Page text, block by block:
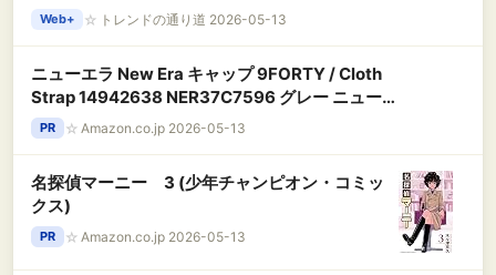
が・・・、何故か全てホロライブも持ってかれる」
Web+ ☆ トレンドの通り道 2026-05-13
ニューエラ New Era キャップ 9FORTY / Cloth
Strap 14942638 NER37C7596 グレー ニューエ
ラキャップ ラインストーン Rhinestone メンズ
レディース 帽子 9フォーティー男女兼用ユニセッ
種類 940 にゅーえらー 深め お出かけ紫外線カッ
ト 流行トレンドデザイン FREE
PR ☆ Amazon.co.jp 2026-05-13
名探偵マーニー 3 (少年チャンピオン・コミッ
クス)
PR ☆ Amazon.co.jp 2026-05-13